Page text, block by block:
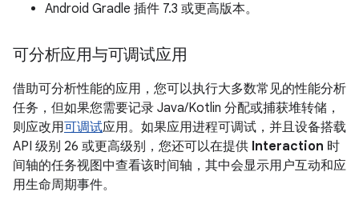
Android Gradle 插件 7.3 或更高版本。
可分析应用与可调试应用
借助可分析性能的应用，您可以执行大多数常见的性能分析
任务，但如果您需要记录 Java/Kotlin 分配或捕获堆转储，
则应改用可调试应用。如果应用进程可调试，并且设备搭载
API 级别 26 或更高级别，您还可以在提供 Interaction 时
间轴的任务视图中查看该时间轴，其中会显示用户互动和应
用生命周期事件。